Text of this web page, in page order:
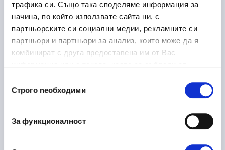
трафика си. Също така споделяме информация за
начина, по който използвате сайта ни, с
партньорските си социални медии, рекламните си
партньори и партньори за анализ, които може да я
комбинират с друга предоставена им от Вас
наСтрого nеобходими
За функционалност
Laboratory Logistics
Associate